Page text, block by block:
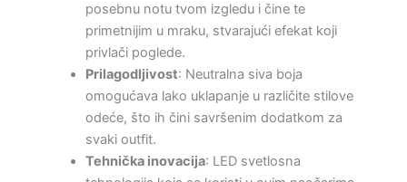
posebnu notu tvom izgledu i čine te
primetnijim u mraku, stvarajući efekat koji
privlači poglede.
Prilagodljivost: Neutralna siva boja
omogućava lako uklapanje u različite stilove
odeće, što ih čini savršenim dodatkom za
svaki outfit.
Tehnička inovacija: LED svetlosna